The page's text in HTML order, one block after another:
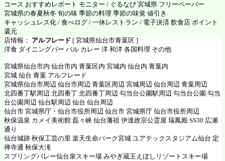
コース おすすめレポート モニター / ぐるなび 宮城県 フリーペーパー
宮城県の春夏秋冬 旬の味 季節の料理 季節の味覚 値引き
キャッシュレス化 / 食べログ / 一休レストラン / 電子決済 飲食店 ポイント
還元
店情報： アルフレード [ 宮城県仙台市青葉区 ]
洋食 ダイニングバー バル カレー 洋 和洋 各国料理 その他
宮城県仙台市内 仙台市内 青葉区内 宮城内 仙台内 青葉内
宮城 仙台 青葉 アルフレード
宮城県仙台市周辺 仙台市周辺 青葉区周辺 宮城周辺 仙台周辺 青葉周辺
北四番丁駅周辺 北四番丁 北四番丁周辺 勾当台公園駅周辺 勾当台公園 勾当
台公園周辺 仙台駅周辺 仙台 仙台周辺
仙台市 宮城県庁・仙台市役所周辺 仙台市 宮城県庁 仙台市役所周辺
秋保温泉 カメイ美術館 磊々峡 仙台藩祖 伊達政宗公霊屋 瑞鳳殿 SS30 広瀬
通り
仙台城跡 秋保工芸の里 楽天生命パーク宮城 ユアテックスタジアム仙台 定
禅寺通 秋保大滝
スプリングバレー仙台泉スキー場 みやぎ蔵王えぼしリゾートスキー場